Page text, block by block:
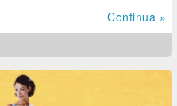
Continua »